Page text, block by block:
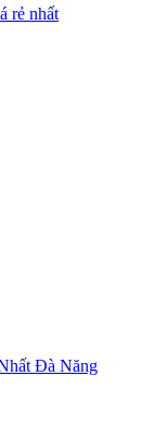
rẻ nhất
Đà Năng